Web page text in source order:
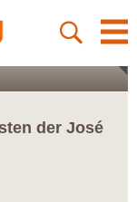
der José